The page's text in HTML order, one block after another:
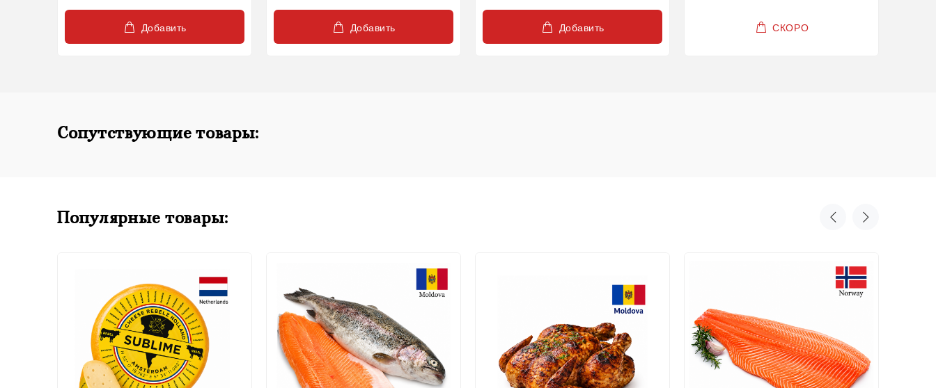
Добавить Добавить Добавить СКОРО
Сопутствующие товары:
Популярные товары: